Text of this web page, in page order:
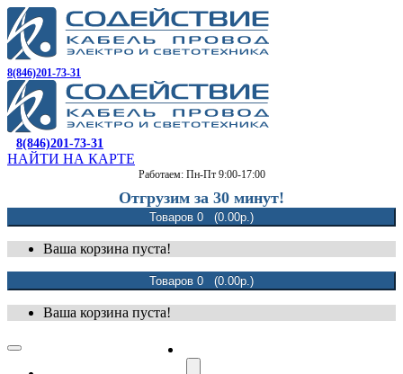
8(846)201-73-31
8(846)201-73-31
НАЙТИ НА КАРТЕ
Работаем: Пн-Пт 9:00-17:00
Отгрузим за 30 минут!
Товаров 0 (0.00р.)
Ваша корзина пуста!
Товаров 0 (0.00р.)
Ваша корзина пуста!